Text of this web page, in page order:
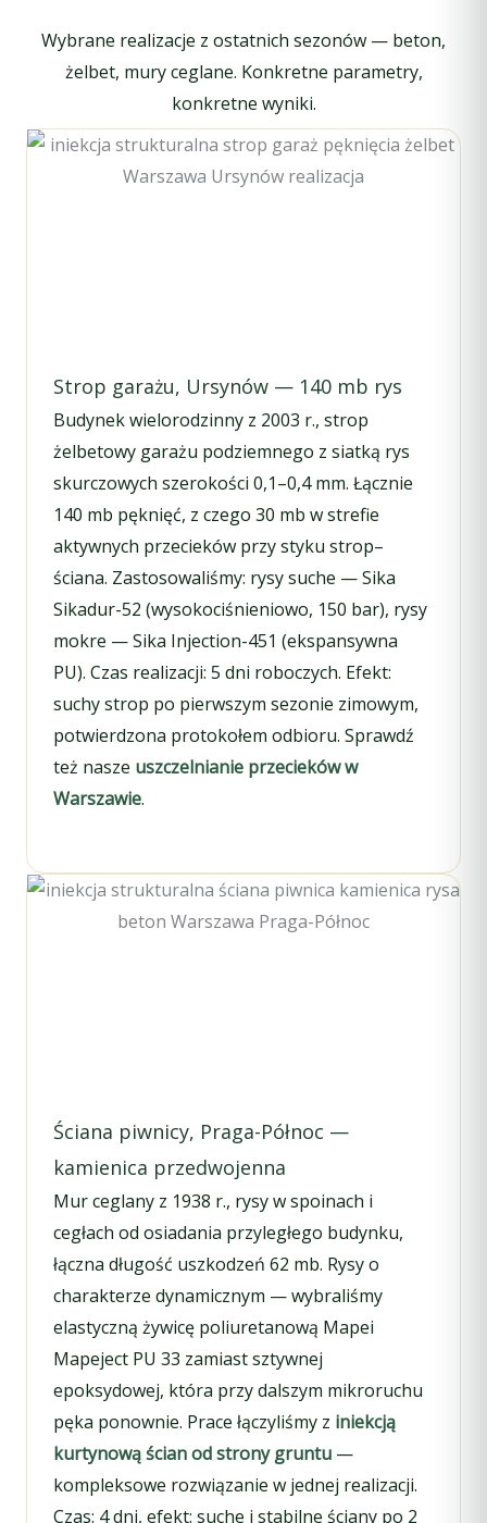
Wybrane realizacje z ostatnich sezonów — beton,
żelbet, mury ceglane. Konkretne parametry,
konkretne wyniki.
Strop garażu, Ursynów — 140 mb rys
Budynek wielorodzinny z 2003 r., strop
żelbetowy garażu podziemnego z siatką rys
skurczowych szerokości 0,1–0,4 mm. Łącznie
140 mb pęknięć, z czego 30 mb w strefie
aktywnych przecieków przy styku strop–
ściana. Zastosowaliśmy: rysy suche — Sika
Sikadur-52 (wysokociśnieniowo, 150 bar), rysy
mokre — Sika Injection-451 (ekspansywna
PU). Czas realizacji: 5 dni roboczych. Efekt:
suchy strop po pierwszym sezonie zimowym,
potwierdzona protokołem odbioru. Sprawdź
też nasze uszczelnianie przecieków w
Warszawie.
Ściana piwnicy, Praga-Północ —
kamienica przedwojenna
Mur ceglany z 1938 r., rysy w spoinach i
cegłach od osiadania przyległego budynku,
łączna długość uszkodzeń 62 mb. Rysy o
charakterze dynamicznym — wybraliśmy
elastyczną żywicę poliuretanową Mapei
Mapeject PU 33 zamiast sztywnej
epoksydowej, która przy dalszym mikroruchu
pęka ponownie. Prace łączyliśmy z iniekcją
kurtynową ścian od strony gruntu —
kompleksowe rozwiązanie w jednej realizacji.
Czas: 4 dni, efekt: suche i stabilne ściany po 2